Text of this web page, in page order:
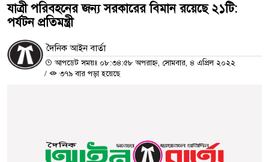
যাত্রী পরিবহনের জন্য সরকারের বিমান রয়েছে ২১টি:
পর্যটন প্রতিমন্ত্রী
দৈনিক আইন বার্তা
আপডেট সময়ঃ ০৮:৩৪:৫৮ অপরাহ্ন, সোমবার, ৪ এপ্রিল ২০২২
/
৩৭৯ বার পড়া হয়েছে